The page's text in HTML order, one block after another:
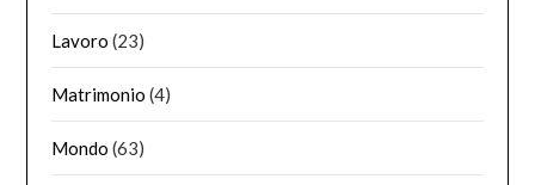
Lavoro (23)
Matrimonio (4)
Mondo (63)